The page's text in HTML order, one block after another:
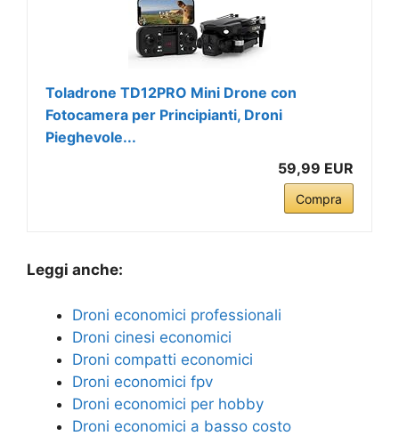
Toladrone TD12PRO Mini Drone con
Fotocamera per Principianti, Droni
Pieghevole...
59,99 EUR
Compra
Leggi anche:
Droni economici professionali
Droni cinesi economici
Droni compatti economici
Droni economici fpv
Droni economici per hobby
Droni economici a basso costo